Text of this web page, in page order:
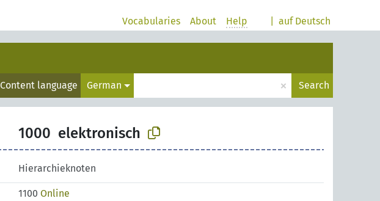
auf Deutsch
Vocabularies About Help
Content language German × Search
1000 elektronisch
Hierarchieknoten
1100 Online